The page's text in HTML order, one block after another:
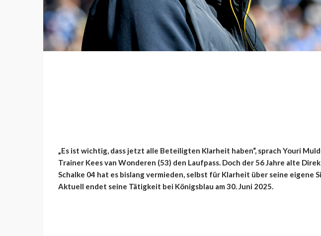
„Es ist wichtig, dass jetzt alle Beteiligten Klarheit haben“, sprach Youri
Trainer Kees van Wonderen (53) den Laufpass. Doch der 56 Jahre alte
Schalke 04 hat es bislang vermieden, selbst für Klarheit über seine eigene
Aktuell endet seine Tätigkeit bei Königsblau am 30. Juni 2025.